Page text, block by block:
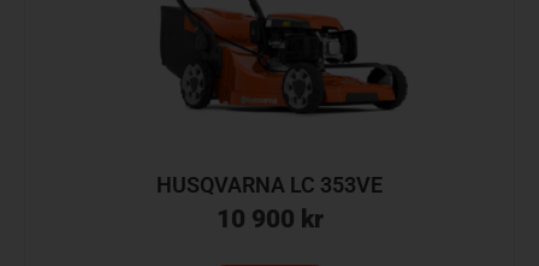
HUSQVARNA LC 353VE
10 900 kr